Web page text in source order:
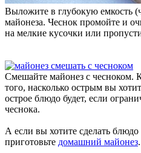
Выложите в глубокую емкость
майонеза. Чеснок промойте и
на мелкие кусочки или
Смешайте майонез с чесноком.
того, насколько острым вы
острое блюдо будет, если
чеснока.
А если вы хотите сделать блюдо
приготовьте домашний майонез.